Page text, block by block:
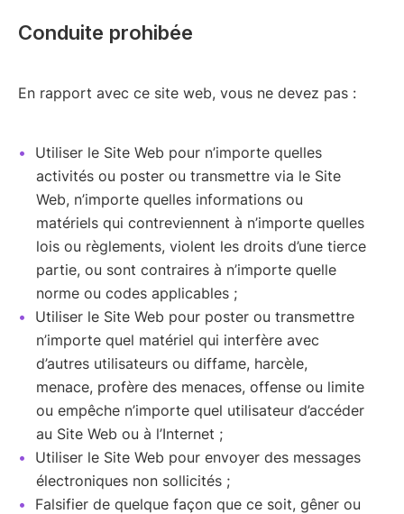
Conduite prohibée
En rapport avec ce site web, vous ne devez pas :
Utiliser le Site Web pour n’importe quelles
activités ou poster ou transmettre via le Site
Web, n’importe quelles informations ou
matériels qui contreviennent à n’importe quelles
lois ou règlements, violent les droits d’une tierce
partie, ou sont contraires à n’importe quelle
norme ou codes applicables ;
Utiliser le Site Web pour poster ou transmettre
n’importe quel matériel qui interfère avec
d’autres utilisateurs ou diffame, harcèle,
menace, profère des menaces, offense ou limite
ou empêche n’importe quel utilisateur d’accéder
au Site Web ou à l’Internet ;
Utiliser le Site Web pour envoyer des messages
électroniques non sollicités ;
Falsifier de quelque façon que ce soit, gêner ou